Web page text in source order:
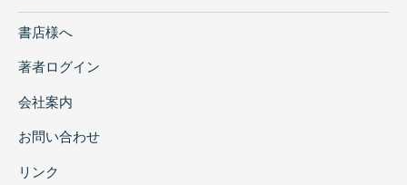
書店様へ
著者ログイン
会社案内
お問い合わせ
リンク